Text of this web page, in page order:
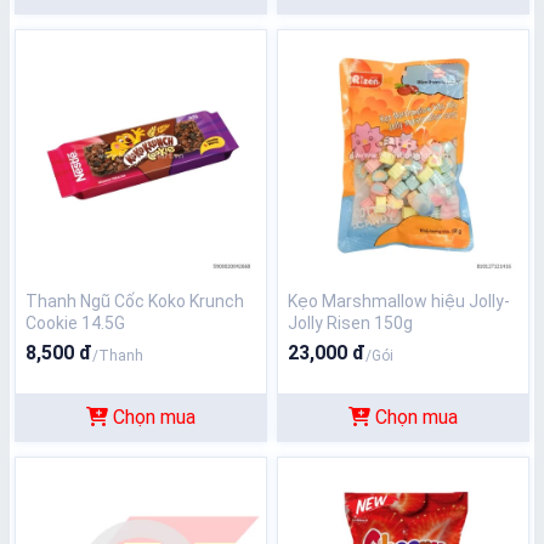
Thanh Ngũ Cốc Koko Krunch
Cookie 14.5G
8,500 đ/Thanh
Chọn mua
Kẹo Marshmallow hiệu Jolly-
Jolly Risen 150g
23,000 đ/Gói
Chọn mua